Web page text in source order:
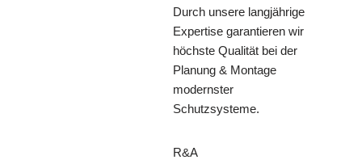
Durch unsere langjährige
Expertise garantieren wir
höchste Qualität bei der
Planung & Montage
modernster
Schutzsysteme.
R&A